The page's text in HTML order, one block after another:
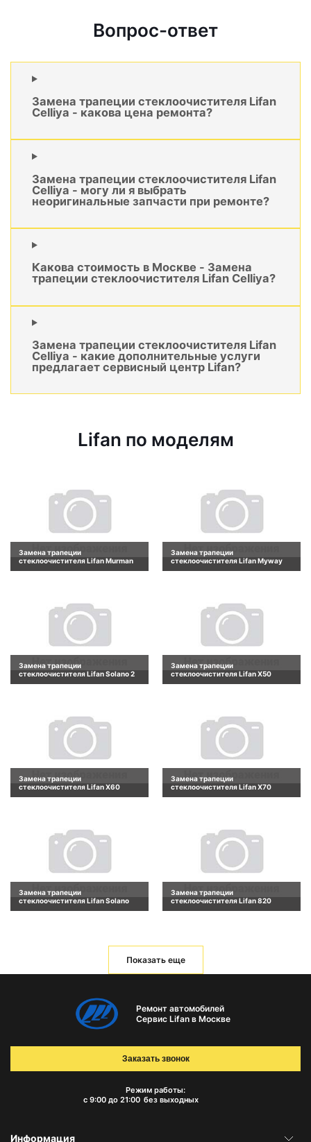
Вопрос-ответ
Замена трапеции стеклоочистителя Lifan
Celliya - какова цена ремонта?
Замена трапеции стеклоочистителя Lifan
Celliya - могу ли я выбрать
неоригинальные запчасти при ремонте?
Какова стоимость в Москве - Замена
трапеции стеклоочистителя Lifan Celliya?
Замена трапеции стеклоочистителя Lifan
Celliya - какие дополнительные услуги
предлагает сервисный центр Lifan?
Lifan по моделям
Замена трапеции
стеклоочистителя Lifan Murman
Замена трапеции
стеклоочистителя Lifan Myway
Замена трапеции
стеклоочистителя Lifan Solano 2
Замена трапеции
стеклоочистителя Lifan X50
Замена трапеции
стеклоочистителя Lifan X60
Замена трапеции
стеклоочистителя Lifan X70
Замена трапеции
стеклоочистителя Lifan Solano
Замена трапеции
стеклоочистителя Lifan 820
Показать еще
Ремонт автомобилей
Сервис Lifan в Москве
Режим работы:
с 9:00 до 21:00 без выходных
Заказать звонок
Информация